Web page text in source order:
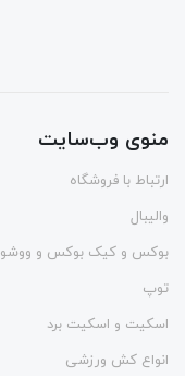
منوی وب‌سایت
ارتباط با فروشگاه
والیبال
بوکس و کیک بوکس و ووشو
توپ
اسکیت و اسکیت برد
انواع کش ورزشی